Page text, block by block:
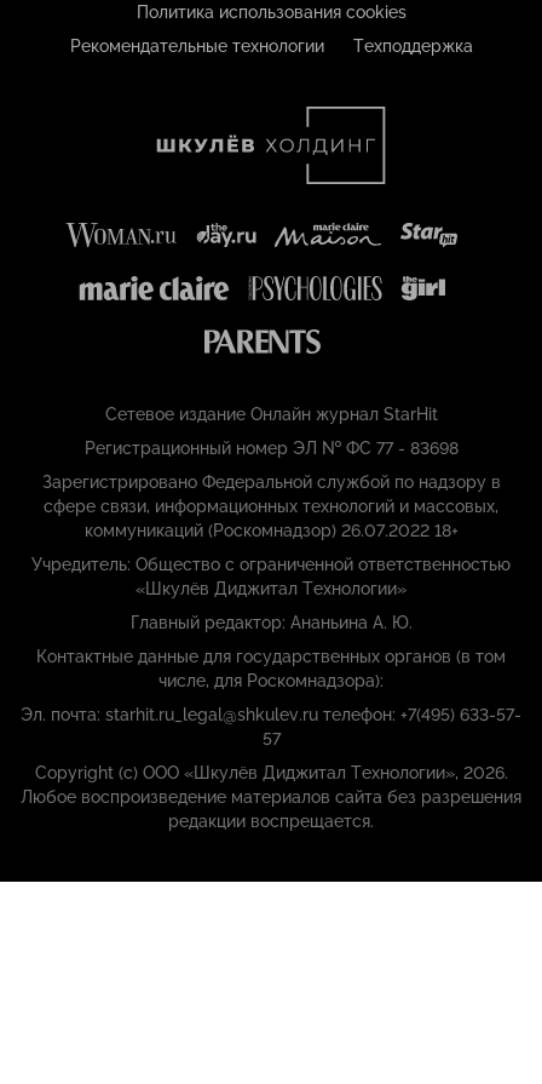
Политика использования cookies
Рекомендательные технологии
Техподдержка
Сетевое издание Онлайн журнал StarHit
Регистрационный номер ЭЛ № ФС 77 - 83698
Зарегистрировано Федеральной службой по надзору в
сфере связи, информационных технологий и массовых,
коммуникаций (Роскомнадзор) 26.07.2022 18+
Учредитель: Общество с ограниченной ответственностью
«Шкулёв Диджитал Технологии»
Главный редактор: Ананьина А. Ю.
Контактные данные для государственных органов (в том
числе, для Роскомнадзора):
Эл. почта: starhit.ru_legal@shkulev.ru телефон: +7(495) 633-57-
57
Copyright (с) ООО «Шкулёв Диджитал Технологии», 2026.
Любое воспроизведение материалов сайта без разрешения
редакции воспрещается.